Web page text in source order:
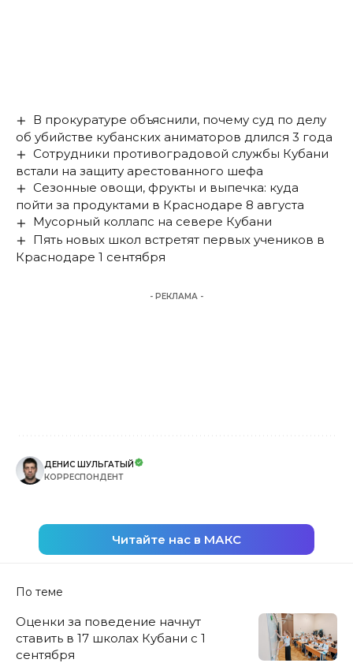
В прокуратуре объяснили, почему суд по делу
об убийстве кубанских аниматоров длился 3 года
Сотрудники противоградовой службы Кубани
встали на защиту арестованного шефа
Сезонные овощи, фрукты и выпечка: куда
пойти за продуктами в Краснодаре 8 августа
Мусорный коллапс на севере Кубани
Пять новых школ встретят первых учеников в
Краснодаре 1 сентября
- РЕКЛАМА -
ДЕНИС ШУЛЬГАТЫЙ
КОРРЕСПОНДЕНТ
Читайте нас в МАКС
По теме
Оценки за поведение начнут
ставить в 17 школах Кубани с 1
сентября